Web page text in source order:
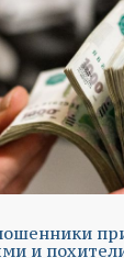
и